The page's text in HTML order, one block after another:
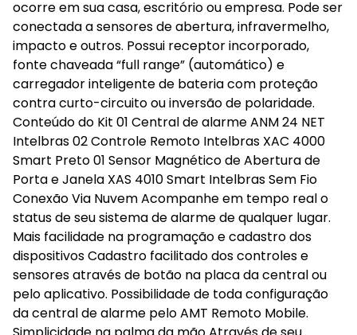
ocorre em sua casa, escritório ou empresa. Pode ser
conectada a sensores de abertura, infravermelho,
impacto e outros. Possui receptor incorporado,
fonte chaveada “full range” (automático) e
carregador inteligente de bateria com proteção
contra curto-circuito ou inversão de polaridade.
Conteúdo do Kit 01 Central de alarme ANM 24 NET
Intelbras 02 Controle Remoto Intelbras XAC 4000
Smart Preto 01 Sensor Magnético de Abertura de
Porta e Janela XAS 4010 Smart Intelbras Sem Fio
Conexão Via Nuvem Acompanhe em tempo real o
status de seu sistema de alarme de qualquer lugar.
Mais facilidade na programação e cadastro dos
dispositivos Cadastro facilitado dos controles e
sensores através de botão na placa da central ou
pelo aplicativo. Possibilidade de toda configuração
da central de alarme pelo AMT Remoto Mobile.